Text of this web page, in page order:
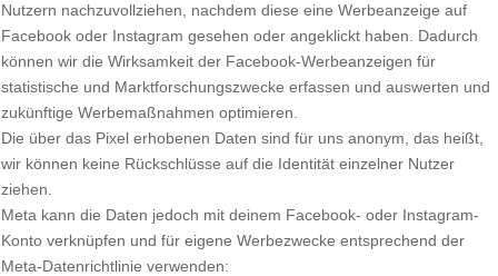
Nutzern nachzuvollziehen, nachdem diese eine Werbeanzeige auf
Facebook oder Instagram gesehen oder angeklickt haben. Dadurch
können wir die Wirksamkeit der Facebook-Werbeanzeigen für
statistische und Marktforschungszwecke erfassen und auswerten und
zukünftige Werbemaßnahmen optimieren.
Die über das Pixel erhobenen Daten sind für uns anonym, das heißt,
wir können keine Rückschlüsse auf die Identität einzelner Nutzer
ziehen.
Meta kann die Daten jedoch mit deinem Facebook- oder Instagram-
Konto verknüpfen und für eigene Werbezwecke entsprechend der
Meta-Datenrichtlinie verwenden: